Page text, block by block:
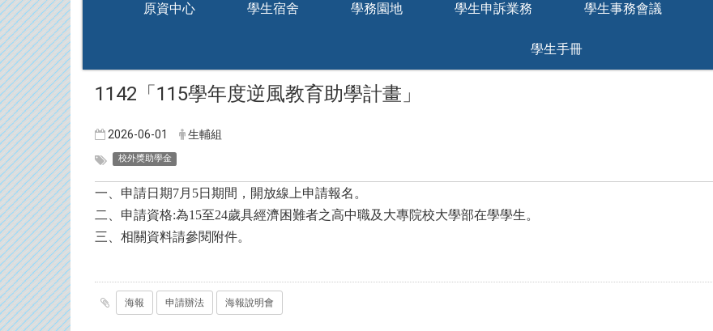
原資中心 學生宿舍 學務園地 學生申訴業務 學生事務會議
學生手冊
1142「115學年度逆風教育助學計畫」
2026-06-01 生輔組
校外獎助學金
一、申請日期7月5日期間，開放線上申請報名。
二、申請資格:為15至24歲具經濟困難者之高中職及大專院校大學部在學學生。
三、相關資料請參閱附件。
海報 申請辦法 海報說明會